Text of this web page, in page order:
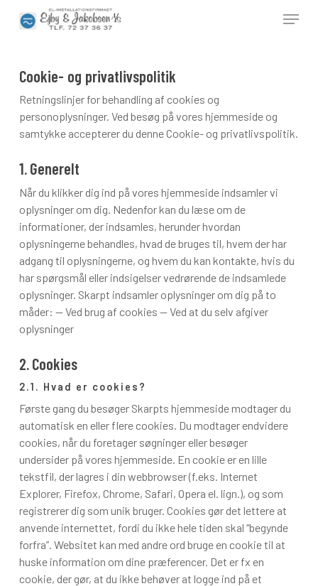
Menu
Cookie- og privatlivspolitik
Retningslinjer for behandling af cookies og
personoplysninger. Ved besøg på vores hjemmeside og
samtykke accepterer du denne Cookie- og privatlivspolitik.
1. Generelt
Når du klikker dig ind på vores hjemmeside indsamler vi
oplysninger om dig. Nedenfor kan du læse om de
informationer, der indsamles, herunder hvordan
oplysningerne behandles, hvad de bruges til, hvem der har
adgang til oplysningerne, og hvem du kan kontakte, hvis du
har spørgsmål eller indsigelser vedrørende de indsamlede
oplysninger. Skarpt indsamler oplysninger om dig på to
måder: — Ved brug af cookies — Ved at du selv afgiver
oplysninger
2. Cookies
2.1. Hvad er cookies?
Første gang du besøger Skarpts hjemmeside modtager du
automatisk en eller flere cookies. Du modtager endvidere
cookies, når du foretager søgninger eller besøger
undersider på vores hjemmeside. En cookie er en lille
tekstfil, der lagres i din webbrowser (f.eks. Internet
Explorer, Firefox, Chrome, Safari, Opera el. lign.), og som
registrerer dig som unik bruger. Cookies gør det lettere at
anvende internettet, fordi du ikke hele tiden skal “begynde
forfra”. Websitet kan med andre ord bruge en cookie til at
huske information om dine præferencer. Det er fx en
cookie, der gør, at du ikke behøver at logge ind på et